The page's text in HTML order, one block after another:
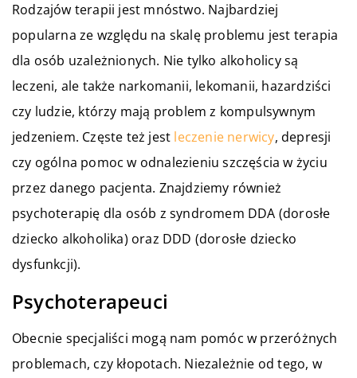
Rodzajów terapii jest mnóstwo. Najbardziej
popularna ze względu na skalę problemu jest terapia
dla osób uzależnionych. Nie tylko alkoholicy są
leczeni, ale także narkomanii, lekomanii, hazardziści
czy ludzie, którzy mają problem z kompulsywnym
jedzeniem. Częste też jest leczenie nerwicy, depresji
czy ogólna pomoc w odnalezieniu szczęścia w życiu
przez danego pacjenta. Znajdziemy również
psychoterapię dla osób z syndromem DDA (dorosłe
dziecko alkoholika) oraz DDD (dorosłe dziecko
dysfunkcji).
Psychoterapeuci
Obecnie specjaliści mogą nam pomóc w przeróżnych
problemach, czy kłopotach. Niezależnie od tego, w